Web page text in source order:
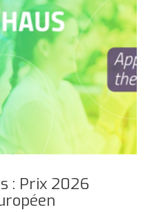
: Prix 2026